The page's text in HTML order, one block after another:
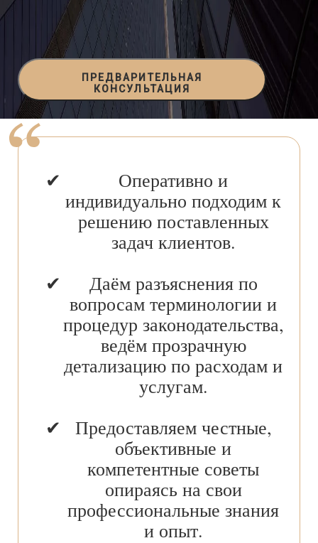
ПРЕДВАРИТЕЛЬНАЯ
КОНСУЛЬТАЦИЯ
Оперативно и
индивидуально подходим к
решению поставленных
задач клиентов.
Даём разъяснения по
вопросам терминологии и
процедур законодательства,
ведём прозрачную
детализацию по расходам и
услугам.
Предоставляем честные,
объективные и
компетентные советы
опираясь на свои
профессиональные знания
и опыт.